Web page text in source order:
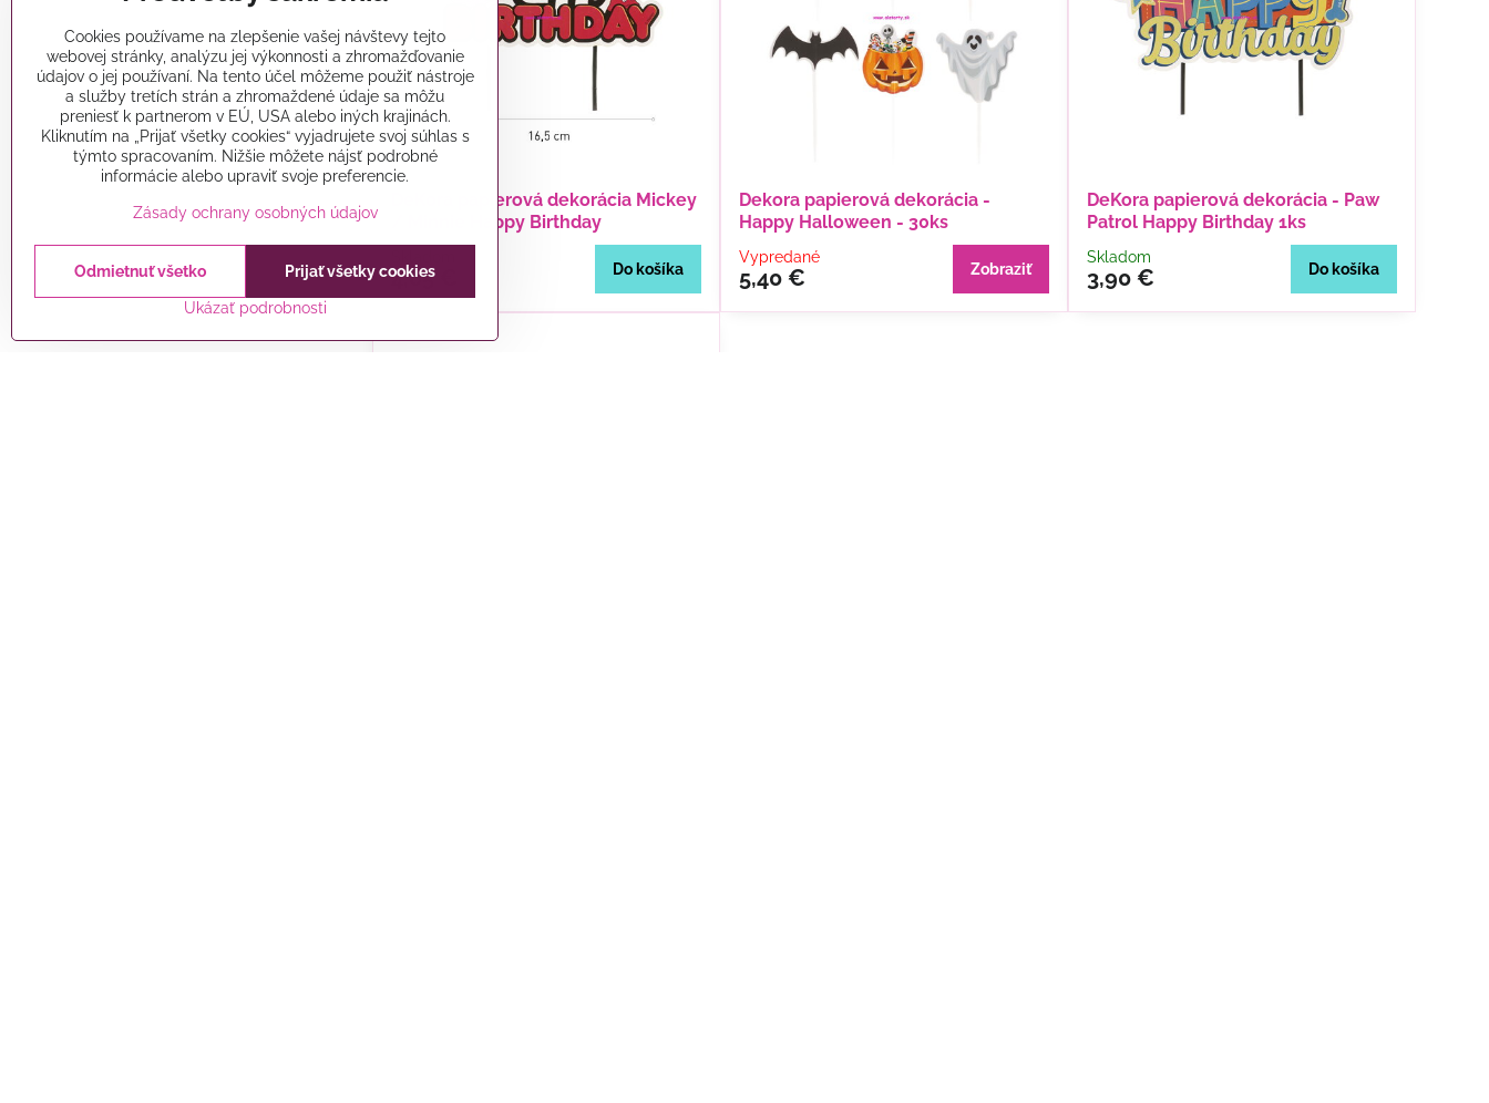
DeKora papierová dekorácia Mickey
/ Minnie Happy Birthday
4,05 € Do košíka
Dekora papierová dekorácia -
Happy Halloween - 30ks
Vypredané
5,40 € Zobraziť
DeKora papierová dekorácia - Paw
Patrol Happy Birthday 1ks
Skladom
3,90 € Do košíka
Cookies používame na zlepšenie vašej návštevy tejto
webovej stránky, analýzu jej výkonnosti a zhromažďovanie
údajov o jej používaní. Na tento účel môžeme použiť nástroje
a služby tretích strán a zhromaždené údaje sa môžu
preniesť k partnerom v EÚ, USA alebo iných krajinách.
Kliknutím na „Prijať všetky cookies“ vyjadrujete svoj súhlas s
týmto spracovaním. Nižšie môžete nájsť podrobné
informácie alebo upraviť svoje preferencie.
Zásady ochrany osobných údajov
Ukázať podrobnosti
Prijať všetky cookies
Odmietnuť všetko